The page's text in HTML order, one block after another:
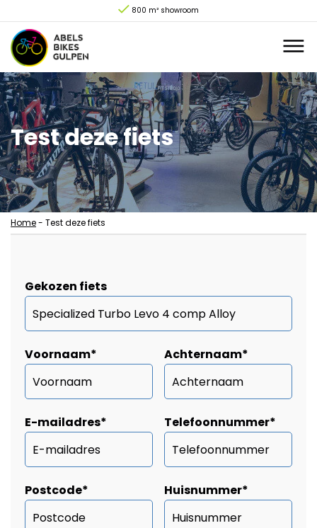
800 m² showroom
Test deze fiets
Home- Test deze fiets
Gekozen fiets
Voornaam* Achternaam*
E-mailadres* Telefoonnummer*
Postcode* Huisnummer*